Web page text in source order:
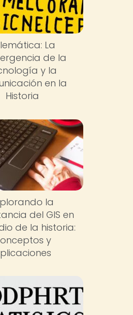
La
de la
y la
en la
Historia
la
del GIS en
de la historia:
y